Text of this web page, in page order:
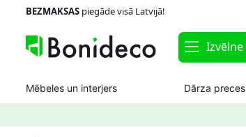
navigation
content
BEZMAKSASpiegāde visā Latvijā!
Izvēlne
Mēbeles un interjers Dārza preces